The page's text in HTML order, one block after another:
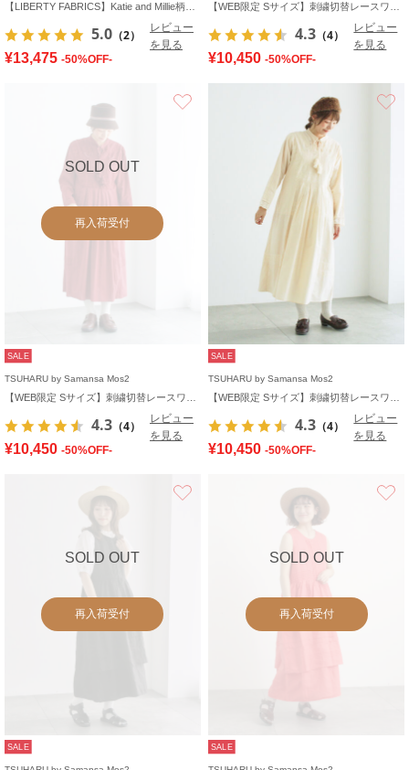
5.0 （2）
レビュー
を見る
¥13,475 -50%OFF-
4.3 （4）
レビュー
を見る
¥10,450 -50%OFF-
SOLD OUT
再入荷受付
SALE
TSUHARU by Samansa Mos2
4.3 （4）
レビュー
を見る
¥10,450 -50%OFF-
SALE
TSUHARU by Samansa Mos2
4.3 （4）
レビュー
を見る
¥10,450 -50%OFF-
SOLD OUT
再入荷受付
SALE
SOLD OUT
再入荷受付
SALE